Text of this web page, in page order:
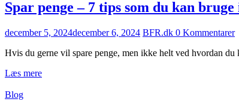
Spar penge – 7 tips som du kan
december 5, 2024december 6, 2024 BFR.dk 0 Kommentarer
Hvis du gerne vil spare penge, men ikke helt ved hvordan du
Læs mere
Blog